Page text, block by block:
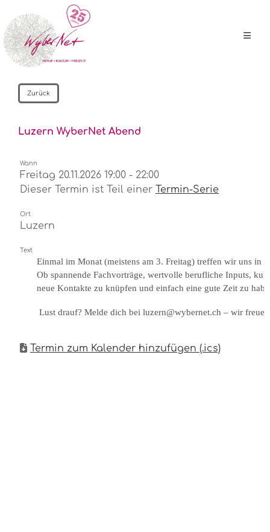
Zurück
Luzern WyberNet Abend
Wann
Freitag 20.11.2026 19:00 - 22:00
Dieser Termin ist Teil einer Termin-Serie
Ort
Luzern
Text
Einmal im Monat (meistens am 3. Freitag) treffen wir uns in
Ob spannende Fachvorträge, wertvolle berufliche Inputs,
neue Kontakte zu knüpfen und einfach eine gute Zeit zu
Lust drauf? Melde dich bei luzern@wybernet.ch – wir
Termin zum Kalender hinzufügen (.ics)